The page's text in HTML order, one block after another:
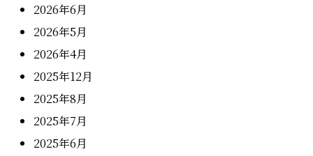
2026年6月
2026年5月
2026年4月
2025年12月
2025年8月
2025年7月
2025年6月